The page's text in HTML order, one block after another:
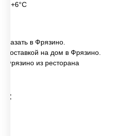
до +6°C
в Фрязино.
доставкой на дом в Фрязино.
Фрязино из ресторана